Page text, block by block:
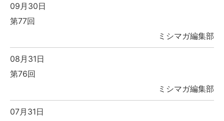
09月30日
第77回
ミシマガ編集部
08月31日
第76回
ミシマガ編集部
07月31日